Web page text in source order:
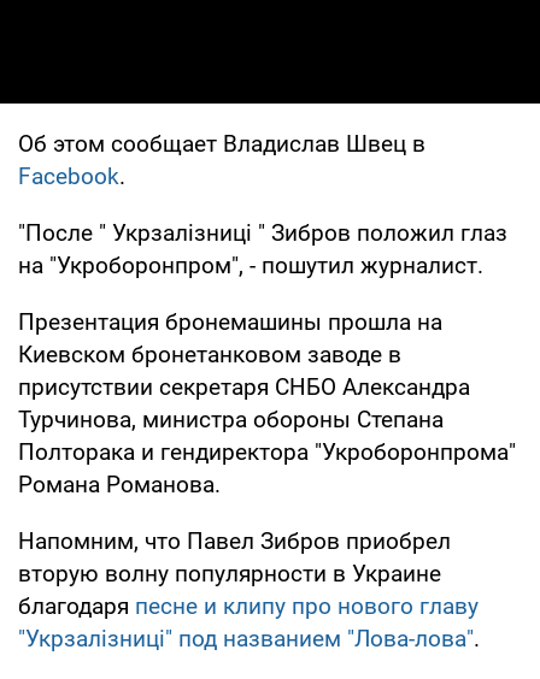
Об этом сообщает Владислав Швец в
Facebook.
"После " Укрзалізниці " Зибров положил глаз
на "Укроборонпром", - пошутил журналист.
Презентация бронемашины прошла на
Киевском бронетанковом заводе в
присутствии секретаря СНБО Александра
Турчинова, министра обороны Степана
Полторака и гендиректора "Укроборонпрома"
Романа Романова.
Напомним, что Павел Зибров приобрел
вторую волну популярности в Украине
благодаря песне и клипу про нового главу
"Укрзалізниці" под названием "Лова-лова".